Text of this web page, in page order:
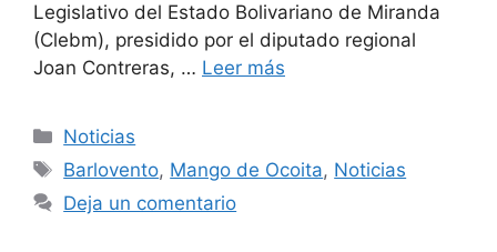
Legislativo del Estado Bolivariano de Miranda
(Clebm), presidido por el diputado regional
Joan Contreras, … Leer más
Noticias
Barlovento, Mango de Ocoita, Noticias
Deja un comentario